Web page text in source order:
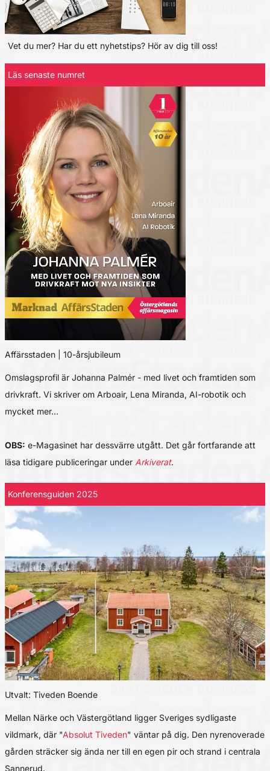
Vet du mer? Har du ett nyhetstips? Hör av dig till oss!
Läs senaste numret
Affärsstaden | 10-årsjubileum
Omslagsprofil är Johanna Palmér - med livet och framtiden som
drivkraft. Vi skriver om Arboair, Lena Miranda, AI-robotik och
mycket mer…
OBS: e-Magasinet har dessvärre utgått. Det går fortfarande att
läsa tidigare publiceringar under Arkiverat.
Konferensguiden 2025
Utvalt: Tiveden Boende
Mellan Närke och Västergötland ligger Sveriges sydligaste
vildmark, där "Absolut Tiveden" väntar på dig. Den nyrenoverade
gården sträcker sig ända ner till en egen pir och strand i centrala
Sannerud.